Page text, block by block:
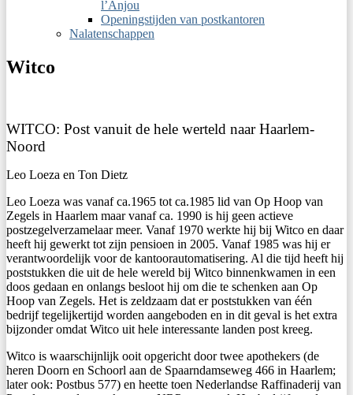
l’Anjou
Openingstijden van postkantoren
Nalatenschappen
Witco
WITCO: Post vanuit de hele werteld naar Haarlem-
Noord
Leo Loeza en Ton Dietz
Leo Loeza was vanaf ca.1965 tot ca.1985 lid van Op Hoop van
Zegels in Haarlem maar vanaf ca. 1990 is hij geen actieve
postzegelverzamelaar meer. Vanaf 1970 werkte hij bij Witco en daar
heeft hij gewerkt tot zijn pensioen in 2005. Vanaf 1985 was hij er
verantwoordelijk voor de kantoorautomatisering. Al die tijd heeft hij
poststukken die uit de hele wereld bij Witco binnenkwamen in een
doos gedaan en onlangs besloot hij om die te schenken aan Op
Hoop van Zegels. Het is zeldzaam dat er poststukken van één
bedrijf tegelijkertijd worden aangeboden en in dit geval is het extra
bijzonder omdat Witco uit hele interessante landen post kreeg.
Witco is waarschijnlijk ooit opgericht door twee apothekers (de
heren Doorn en Schoorl aan de Spaarndamseweg 466 in Haarlem;
later ook: Postbus 577) en heette toen Nederlandse Raffinaderij van